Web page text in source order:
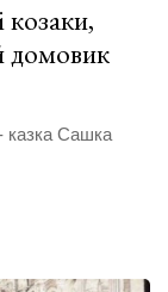
домовик
казка Сашка